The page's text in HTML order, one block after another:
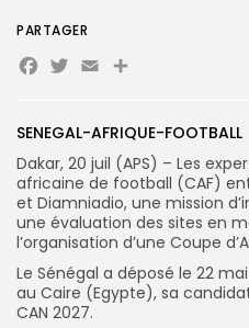
FR
SENEGAL-AFRIQUE-FOOTBALL
Dakar, 20 juil (APS) – Les
africaine de football (CAF)
et Diamniadio, une mission
une évaluation des sites en
l’organisation d’une Coupe
Le Sénégal a déposé le 22
au Caire (Egypte), sa
CAN 2027.
PARTAGER
Facebook
Twitter
EmailPartager